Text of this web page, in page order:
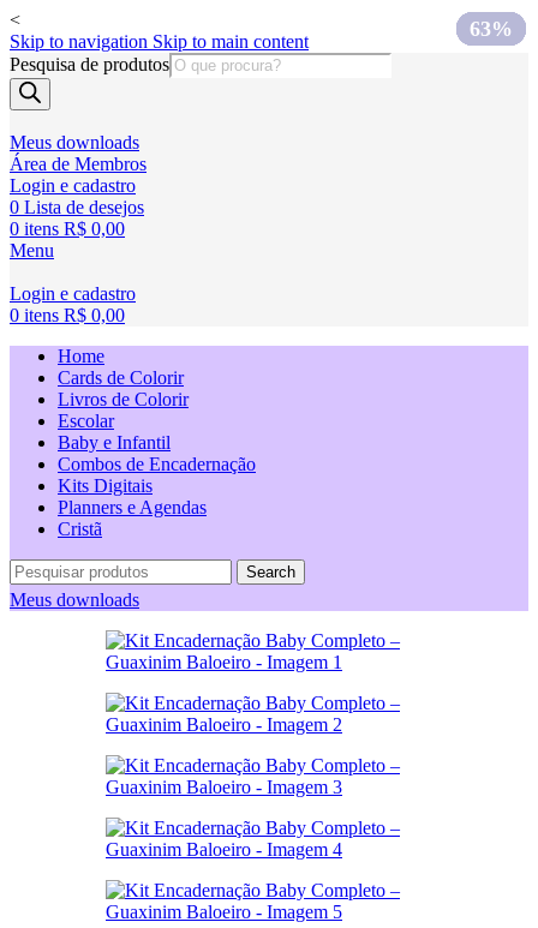
<
Skip to navigation Skip to main content
Pesquisa de produtos
Meus downloads
Área de Membros
Login e cadastro
0 Lista de desejos
0 itens R$ 0,00
Menu
Login e cadastro
0 itens R$ 0,00
Home
Cards de Colorir
Livros de Colorir
Escolar
Baby e Infantil
Combos de Encadernação
Kits Digitais
Planners e Agendas
Cristã
Search
Meus downloads
75%
75%
75%
75%
75%
75%
40%
63%